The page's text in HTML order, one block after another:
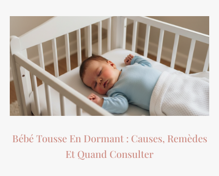
Bébé Tousse En Dormant : Causes, Remèdes
Et Quand Consulter